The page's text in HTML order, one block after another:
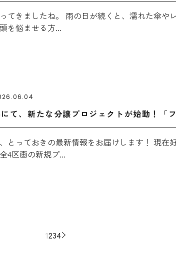
てきましたね。 雨の日が続くと、濡れた傘や
を悩ませる方...
にて、新たな分譲プロジェクトが始動！
とっておきの最新情報をお届けします！ 現在
4区画の新規プ...
1234>